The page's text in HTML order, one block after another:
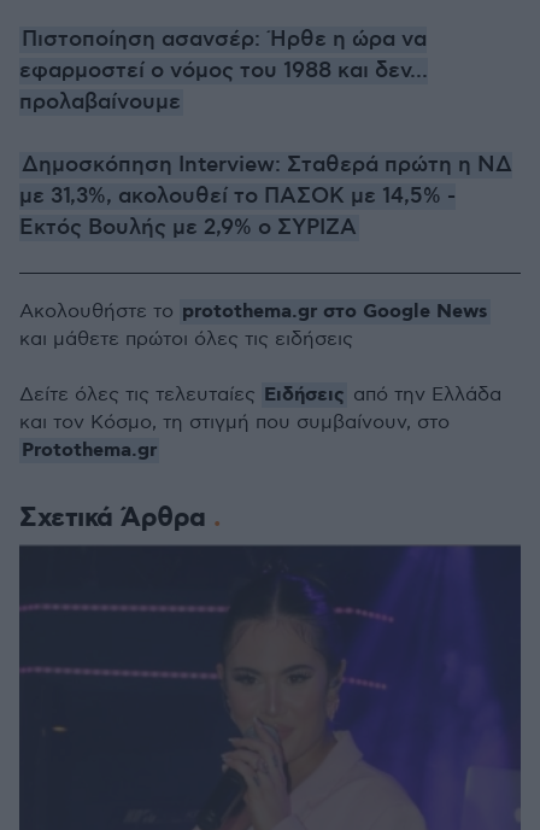
Πιστοποίηση ασανσέρ: Ήρθε η ώρα να
εφαρμοστεί ο νόμος του 1988 και δεν...
προλαβαίνουμε
Δημοσκόπηση Interview: Σταθερά πρώτη η ΝΔ
με 31,3%, ακολουθεί το ΠΑΣΟΚ με 14,5% -
Εκτός Βουλής με 2,9% ο ΣΥΡΙΖΑ
Σχετικά Άρθρα
Ακολουθήστε το protothema.gr στο Google News
και μάθετε πρώτοι όλες τις ειδήσεις
Δείτε όλες τις τελευταίες Ειδήσεις από την Ελλάδα
και τον Κόσμο, τη στιγμή που συμβαίνουν, στο
Protothema.gr